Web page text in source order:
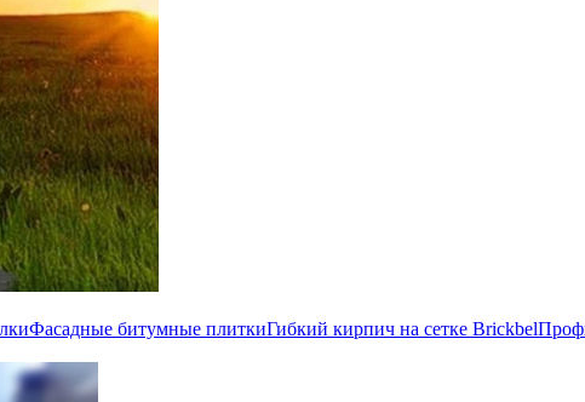
Фасадные битумные плиткиГибкий кирпич на сетке Brickbel